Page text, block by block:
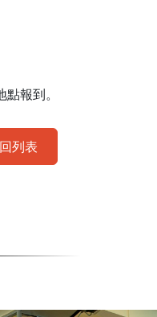
報到。
列表